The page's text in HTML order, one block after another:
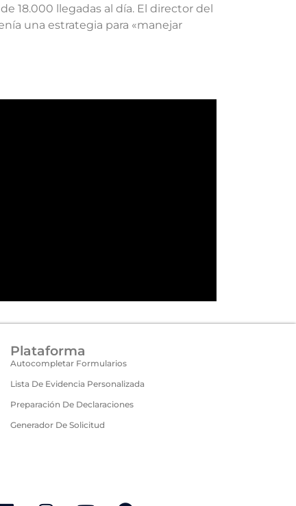
18.000 llegadas al día. El director del
una estrategia para «manejar
Plataforma
Autocompletar Formularios
Lista De Evidencia Personalizada
Preparación De Declaraciones
Generador De Solicitud